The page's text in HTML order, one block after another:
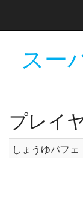
スー
プレイ
しょうゆパフェ